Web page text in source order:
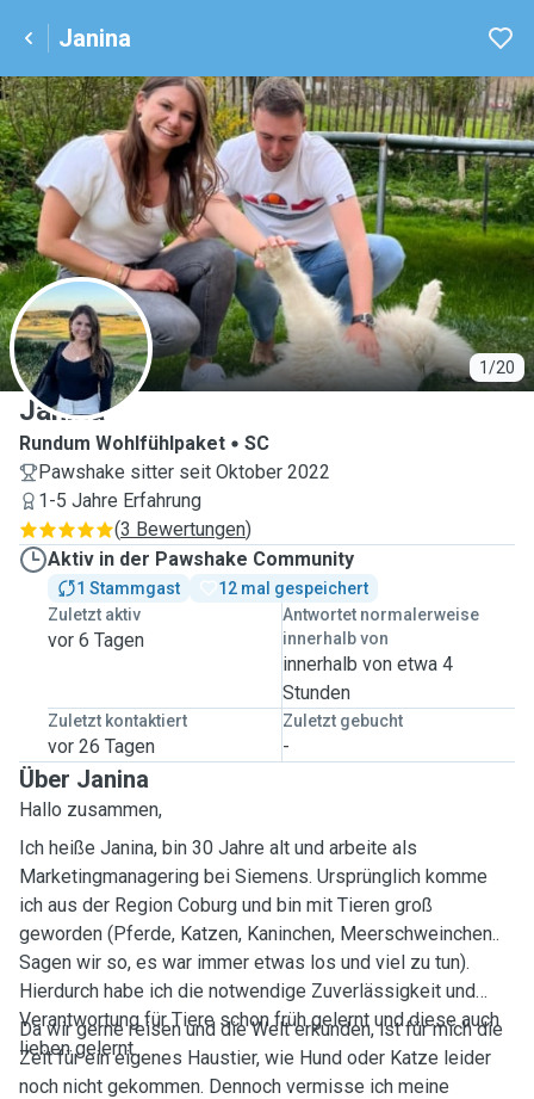
Janina
1/20
J
Janina
Rundum Wohlfühlpaket
SC
Pawshake sitter seit Oktober 2022
1-5 Jahre Erfahrung
(3 Bewertungen)
Aktiv in der Pawshake Community
1 Stammgast
12 mal gespeichert
Zuletzt aktiv
vor 6 Tagen
Antwortet normalerweise
innerhalb von
innerhalb von etwa 4
Stunden
Zuletzt kontaktiert
vor 26 Tagen
Zuletzt gebucht
-
Über Janina
Hallo zusammen,
Ich heiße Janina, bin 30 Jahre alt und arbeite als
Marketingmanagering bei Siemens. Ursprünglich komme
ich aus der Region Coburg und bin mit Tieren groß
geworden (Pferde, Katzen, Kaninchen, Meerschweinchen..
Sagen wir so, es war immer etwas los und viel zu tun).
Hierdurch habe ich die notwendige Zuverlässigkeit und
Verantwortung für Tiere schon früh gelernt und diese auch
lieben gelernt.
Da wir gerne reisen und die Welt erkunden, ist für mich die
Zeit für ein eigenes Haustier, wie Hund oder Katze leider
noch nicht gekommen. Dennoch vermisse ich meine